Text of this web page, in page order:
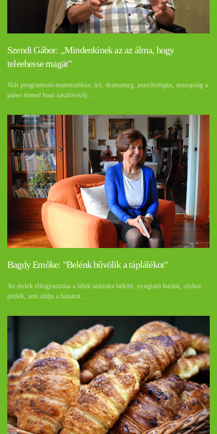
Szendi Gábor: „Mindenkinek az az álma, hogy
teleehesse magát”
Volt programozó-matematikus, író, dramaturg, pszichológus, manapság a
paleo étrend honi zászlóvivőj…
Bagdy Emőke: "Belénk bűvölik a táplálékot"
Az ételek elfogyasztása a lélek számára békítő, nyugtató hatású, olykor
pótlék, ami oldja a bánatot…